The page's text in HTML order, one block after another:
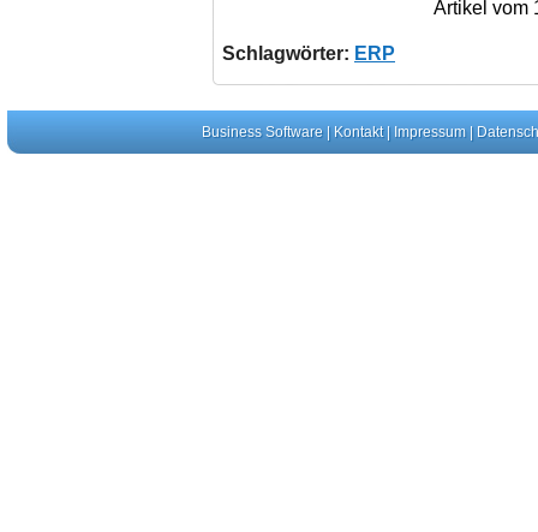
Artikel vom
Schlagwörter: ERP
Business Software| Kontakt| Impressum|